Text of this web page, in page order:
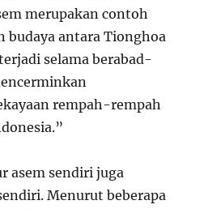
merupakan contoh
budaya antara Tionghoa
selama berabad-
rempah-rempah
asem sendiri juga
Menurut beberapa